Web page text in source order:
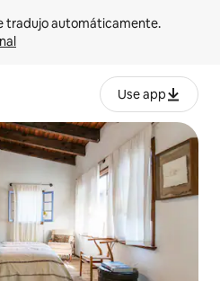
Use app